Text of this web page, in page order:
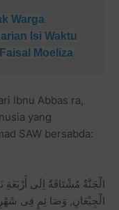
Warga
Isi Waktu
Moeliza
Ibnu Abbas ra,
yang
SAW bersabda:
الْجَنَّةُ مُشْتَاقَةٌ اِلَى
الْجِيْعَانِ, وَصَا ئِمٍ فِى